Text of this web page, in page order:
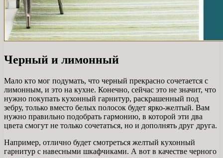
Черный и лимонный
Мало кто мог подумать, что черный прекрасно сочетается с
лимонным, и это на кухне. Конечно, сейчас это не значит, что
нужно покупать кухонный гарнитур, раскрашенный под
зебру, только вместо белых полосок будет ярко-желтый. Вам
нужно правильно подобрать гармонию, в которой эти два
цвета смогут не только сочетаться, но и дополнять друг друга.
Например, отлично будет смотреться желтый кухонный
гарнитур с навесными шкафчиками. А вот в качестве черного